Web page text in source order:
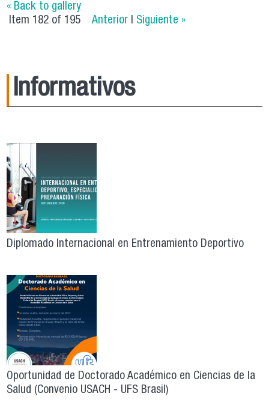
« Back to gallery
Item 182 of 195
Anterior Siguiente »
Informativos
Diplomado Internacional en Entrenamiento Deportivo
Oportunidad de Doctorado Académico en Ciencias de la
Salud (Convenio USACH - UFS Brasil)